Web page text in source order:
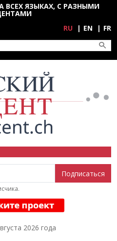
ВСЕХ ЯЗЫКАХ, С РАЗНЫМИ
RU EN FR
2026 года